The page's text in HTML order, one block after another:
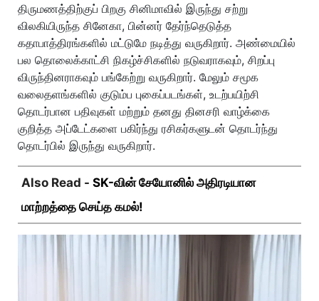
திருமணத்திற்குப் பிறகு சினிமாவில் இருந்து சற்று
விலகியிருந்த சினேகா, பின்னர் தேர்ந்தெடுத்த
கதாபாத்திரங்களில் மட்டுமே நடித்து வருகிறார். அண்மையில்
பல தொலைக்காட்சி நிகழ்ச்சிகளில் நடுவராகவும், சிறப்பு
விருந்தினராகவும் பங்கேற்று வருகிறார். மேலும் சமூக
வலைதளங்களில் குடும்ப புகைப்படங்கள், உடற்பயிற்சி
தொடர்பான பதிவுகள் மற்றும் தனது தினசரி வாழ்க்கை
குறித்த அப்டேட்களை பகிர்ந்து ரசிகர்களுடன் தொடர்ந்து
தொடர்பில் இருந்து வருகிறார்.
Also Read - SK-வின் சேயோனில் அதிரடியான
மாற்றத்தை செய்த கமல்!